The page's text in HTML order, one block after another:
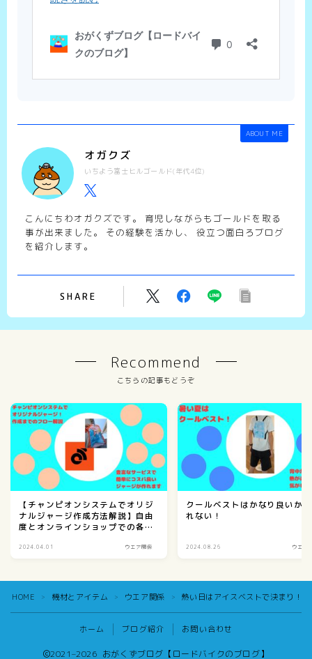
ABOUT ME
オガクズ
いちよう富士ヒルゴールド(年代4位)
こんにちわオガクズです。 育児しながらもゴールドを取る
事が出来ました。 その経験を活かし、 役立つ面白ろブログ
を紹介します。
SHARE
Recommend
こちらの記事もどうぞ
【チャンピオンシステムでオリジ
ナルジャージ作成方法解説】自由
度とオンラインショップでの各自
2024.04.01 ウエア関係
クールベストはかなり良いか
れない！
2024.08.26 ウエア
HOME ＞ 機材とアイテム ＞ ウエア関係 ＞ 熱い日はアイスベストで決まり！
ホーム ブログ紹介 お問い合わせ
2021–2026 おがくずブログ【ロードバイクのブログ】